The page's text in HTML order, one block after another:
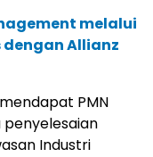
melalui
Allianz
PMN
penyelesaian
Industri